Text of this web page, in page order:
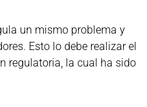
un mismo problema y
Esto lo debe realizar el
regulatoria, la cual ha sido